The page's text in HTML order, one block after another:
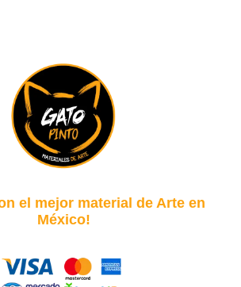
el mejor material de Arte en
México!